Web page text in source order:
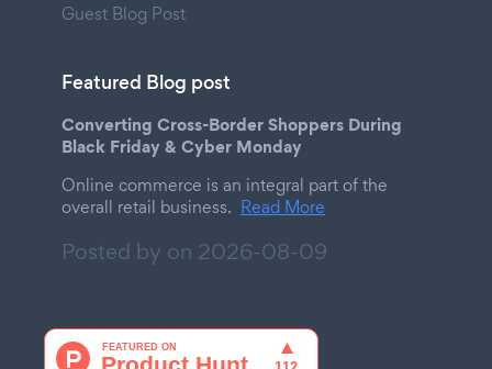
Guest Blog Post
Featured Blog post
Converting Cross-Border Shoppers During
Black Friday & Cyber Monday
Online commerce is an integral part of the
overall retail business. Read More
Posted by on 2026-08-09